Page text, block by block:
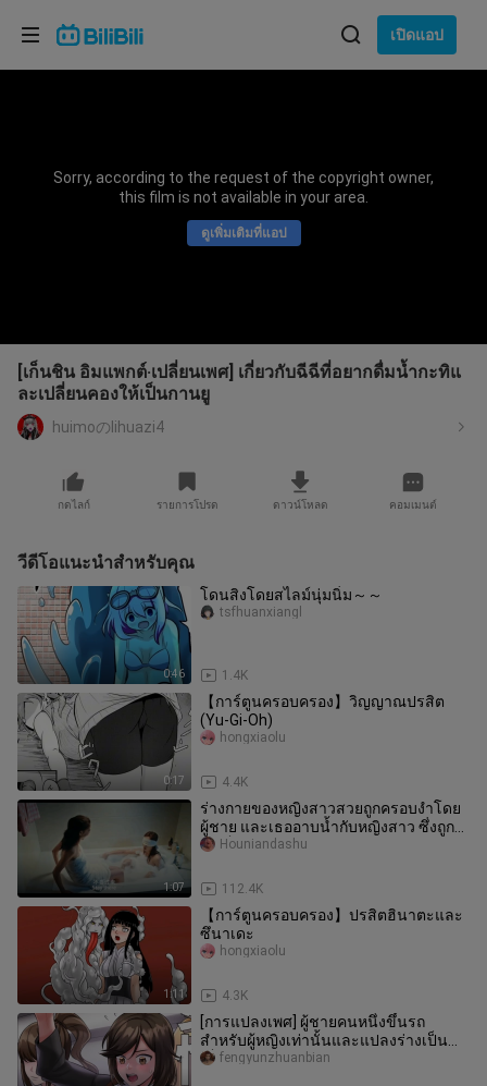
เปิดแอป
Sorry, according to the request of the copyright owner,
this film is not available in your area.
ดูเพิ่มเติมที่แอป
[เก็นชิน อิมแพกต์·เปลี่ยนเพศ] เกี่ยวกับฉีฉีที่อยากดื่มน้ำกะทิแ
ละเปลี่ยนคองให้เป็นกานยู
huimoのlihuazi4
กดไลก์ รายการโปรด ดาวน์โหลด คอมเมนต์
วีดีโอแนะนำสำหรับคุณ
0:46
โดนสิงโดยสไลม์นุ่มนิ่ม～～
1.4K
tsfhuanxiangl
0:17
【การ์ตูนครอบครอง】วิญญาณปรสิต
(Yu-Gi-Oh)
4.4K
hongxiaolu
1:07
ร่างกายของหญิงสาวสวยถูกครอบงำโดย
ผู้ชาย และเธออาบน้ำกับหญิงสาว ซึ่งถูกที่
จะเห็น
112.4K
Houniandashu
1:11
【การ์ตูนครอบครอง】ปรสิตฮินาตะและ
ซึนาเดะ
4.3K
hongxiaolu
[การแปลงเพศ] ผู้ชายคนหนึ่งขึ้นรถ
สำหรับผู้หญิงเท่านั้นและแปลงร่างเป็น
เด็กผู้หญิง
fengyunzhuanbian
เลือกภาษา